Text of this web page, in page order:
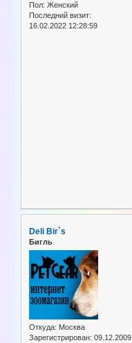
Пол: Женский
Последний визит:
16.02.2022 12:28:59
Deli Bir`s
Бигль
Откуда: Москва
Зарегистрирован: 09.12.2009